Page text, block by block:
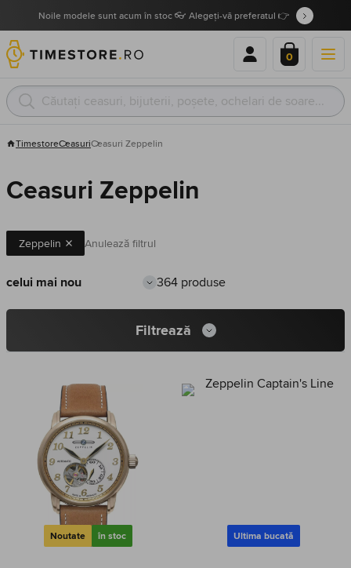
Noile modele sunt acum în stoc 👓 Alegeți-vă preferatul 👉
0
TimestoreCeasuriCeasuri Zeppelin
Ceasuri Zeppelin
Zeppelin Anulează filtrul
364 produse
Filtrează
Noutate în stoc Ultima bucată